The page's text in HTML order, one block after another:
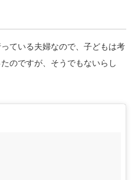
ている夫婦なので、子どもは考
のですが、そうでもないらし